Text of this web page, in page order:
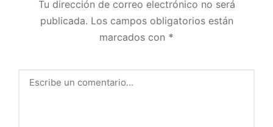
Tu dirección de correo electrónico no será
publicada. Los campos obligatorios están
marcados con *